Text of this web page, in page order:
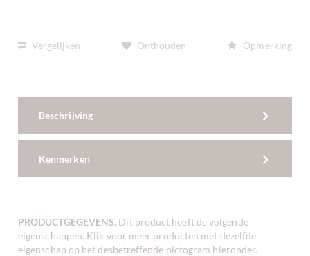
Vergelijken Onthouden Opmerking
Beschrijving
Kenmerken
PRODUCTGEGEVENS. Dit product heeft de volgende
eigenschappen. Klik voor meer producten met dezelfde
eigenschap op het desbetreffende pictogram hieronder.